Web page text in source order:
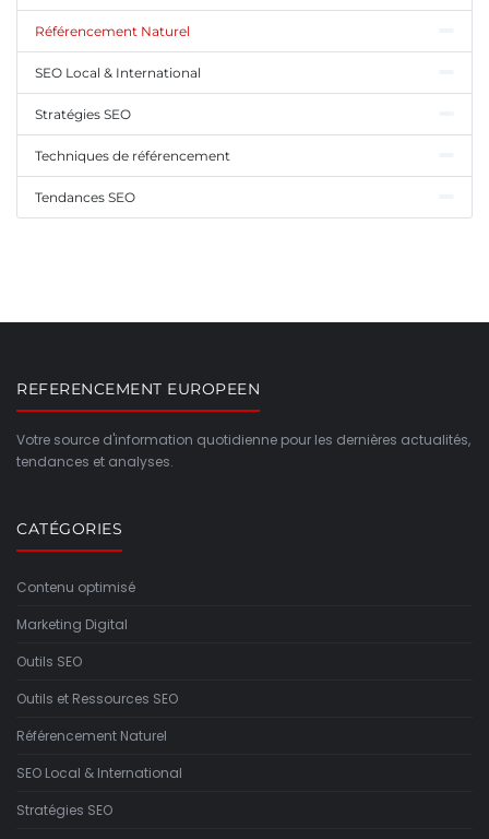
Référencement Naturel
SEO Local & International
Stratégies SEO
Techniques de référencement
Tendances SEO
REFERENCEMENT EUROPEEN
Votre source d'information quotidienne pour les dernières actualités,
tendances et analyses.
CATÉGORIES
Contenu optimisé
Marketing Digital
Outils SEO
Outils et Ressources SEO
Référencement Naturel
SEO Local & International
Stratégies SEO